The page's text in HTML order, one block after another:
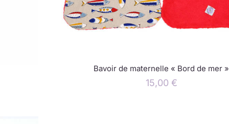
Bavoir de maternelle « Bord de mer »
15,00 €